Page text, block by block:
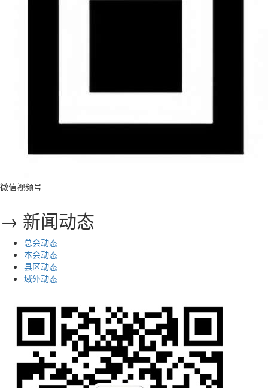
微信视频号
→ 新闻动态
总会动态
本会动态
县区动态
域外动态